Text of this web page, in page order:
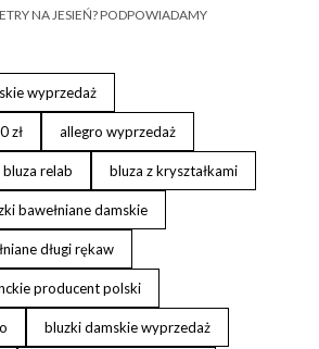
NA JESIEŃ? PODPOWIADAMY
wyprzedaż
zł allegro wyprzedaż
bluza relab bluza z kryształkami
bawełniane damskie
długi rękaw
producent polski
bluzki damskie wyprzedaż